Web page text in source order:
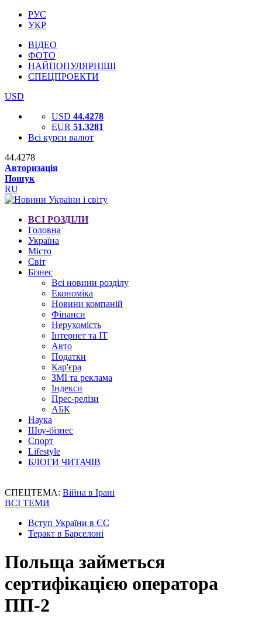
РУС
УКР
ВІДЕО
ФОТО
НАЙПОПУЛЯРНІШІ
СПЕЦПРОЕКТИ
USD
USD 44.4278
EUR 51.3281
Всі курси валют
44.4278
Авторизація
Пошук
RU
ВСІ РОЗДІЛИ
Головна
Україна
Місто
Світ
Бізнес
Всі новини розділу
Економіка
Новини компаній
Фінанси
Нерухомість
Інтернет та IT
Авто
Податки
Кар'єра
ЗМІ та реклама
Індекси
Прес-релізи
АБК
Наука
Шоу-бізнес
Спорт
Lifestyle
БЛОГИ ЧИТАЧІВ
СПЕЦТЕМА: Війна в Ірані
ВСІ ТЕМИ
Вступ України в ЄС
Теракт в Барселоні
Польща займеться
сертифікацією оператора
ПП-2